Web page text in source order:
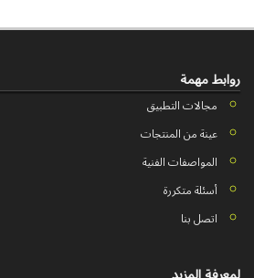
روابط مهمة
مجالات التطبيق
عينة من المنتجات
المواصفات الفنية
أسئلة متكررة
اتصل بنا